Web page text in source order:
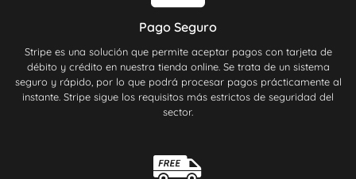
Pago Seguro
Stripe es una solución que permite aceptar pagos con tarjeta de
débito y crédito en nuestra tienda online. Se trata de un sistema
seguro y rápido, por lo que podrá procesar pagos prácticamente al
instante. Stripe sigue los requisitos más estrictos de seguridad del
sector.